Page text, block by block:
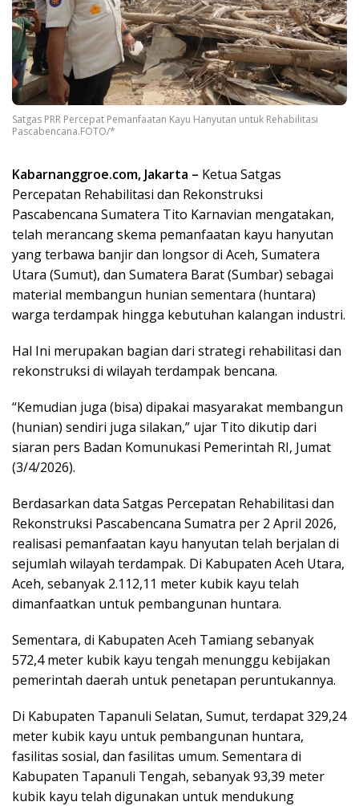
Satgas PRR Percepat Pemanfaatan Kayu Hanyutan untuk Rehabilitasi
Pascabencana.FOTO/*
Kabarnanggroe.com, Jakarta – Ketua Satgas
Percepatan Rehabilitasi dan Rekonstruksi
Pascabencana Sumatera Tito Karnavian mengatakan,
telah merancang skema pemanfaatan kayu hanyutan
yang terbawa banjir dan longsor di Aceh, Sumatera
Utara (Sumut), dan Sumatera Barat (Sumbar) sebagai
material membangun hunian sementara (huntara)
warga terdampak hingga kebutuhan kalangan industri.
Hal Ini merupakan bagian dari strategi rehabilitasi dan
rekonstruksi di wilayah terdampak bencana.
“Kemudian juga (bisa) dipakai masyarakat membangun
(hunian) sendiri juga silakan,” ujar Tito dikutip dari
siaran pers Badan Komunukasi Pemerintah RI, Jumat
(3/4/2026).
Berdasarkan data Satgas Percepatan Rehabilitasi dan
Rekonstruksi Pascabencana Sumatra per 2 April 2026,
realisasi pemanfaatan kayu hanyutan telah berjalan di
sejumlah wilayah terdampak. Di Kabupaten Aceh Utara,
Aceh, sebanyak 2.112,11 meter kubik kayu telah
dimanfaatkan untuk pembangunan huntara.
Sementara, di Kabupaten Aceh Tamiang sebanyak
572,4 meter kubik kayu tengah menunggu kebijakan
pemerintah daerah untuk penetapan peruntukannya.
Di Kabupaten Tapanuli Selatan, Sumut, terdapat 329,24
meter kubik kayu untuk pembangunan huntara,
fasilitas sosial, dan fasilitas umum. Sementara di
Kabupaten Tapanuli Tengah, sebanyak 93,39 meter
kubik kayu telah digunakan untuk mendukung